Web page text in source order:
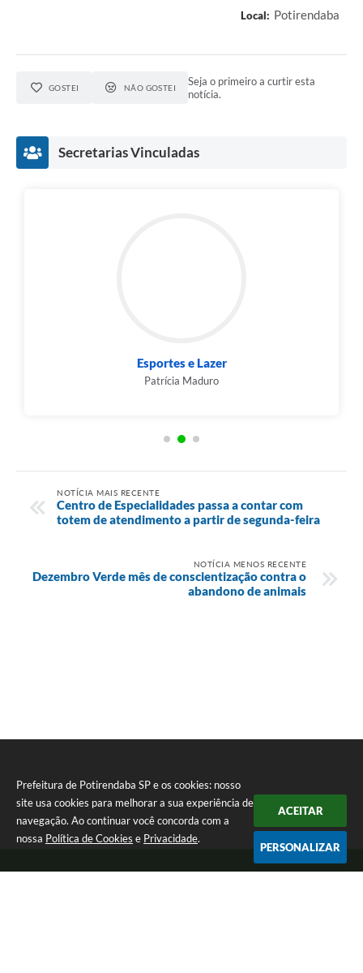
Prefeitura de Potirendaba SP e os cookies: nosso
site usa cookies para melhorar a sua experiência de
navegação. Ao continuar você concorda com a
nossa Política de Cookies e Privacidade.
ACEITAR
PERSONALIZAR
Local: Potirendaba
GOSTEI NÃO GOSTEI
Seja o primeiro a curtir esta
notícia.
Secretarias Vinculadas
Esportes e Lazer
Patrícia Maduro
NOTÍCIA MAIS RECENTE
Centro de Especialidades passa a contar com
totem de atendimento a partir de segunda-feira
NOTÍCIA MENOS RECENTE
Dezembro Verde mês de conscientização contra o
abandono de animais